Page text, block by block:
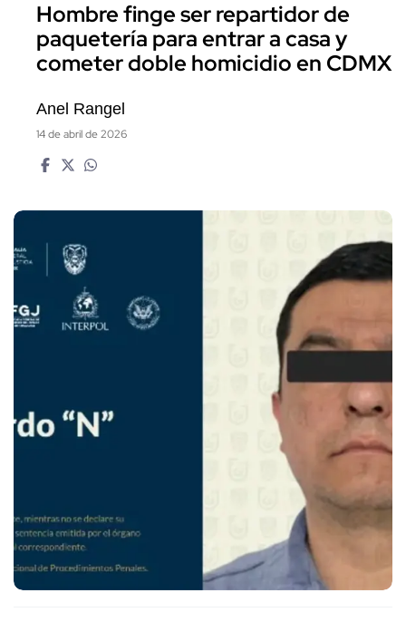
Hombre finge ser repartidor de
paquetería para entrar a casa y
cometer doble homicidio en CDMX
Anel Rangel
14 de abril de 2026